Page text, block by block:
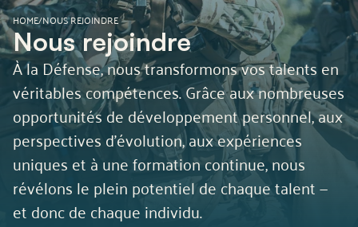
HOME/NOUS REJOINDRE
Nous rejoindre
À la Défense, nous transformons vos talents en
véritables compétences. Grâce aux nombreuses
opportunités de développement personnel, aux
perspectives d’évolution, aux expériences
uniques et à une formation continue, nous
révélons le plein potentiel de chaque talent —
et donc de chaque individu.